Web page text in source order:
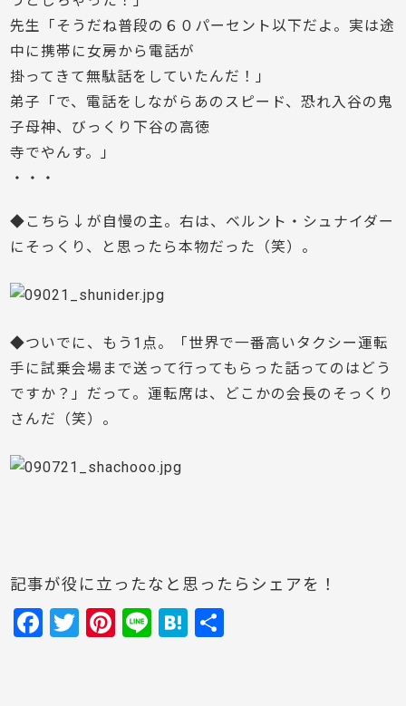
先生「そうだね普段の６０パーセント以下だよ。実は途
中に携帯に女房から電話が
掛ってきて無駄話をしていたんだ！」
弟子「で、電話をしながらあのスピード、恐れ入谷の鬼
子母神、びっくり下谷の高徳
寺でやんす。」
・・・
◆こちら↓が自慢の主。右は、ベルント・シュナイダー
にそっくり、と思ったら本物だった（笑）。
◆ついでに、もう1点。「世界で一番高いタクシー運転
手に試乗会場まで送って行ってもらった話ってのはどう
ですか？」だって。運転席は、どこかの会長のそっくり
さんだ（笑）。
記事が役に立ったなと思ったらシェアを！
F
T
Pi Li H